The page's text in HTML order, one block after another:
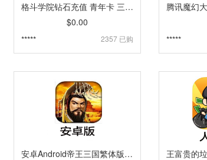
格斗学院钻石充值 青年卡 三好学生卡充值 手游充值 IOS系统 [自动发货]
$0.00
*****
2357 已购
*****
安卓Android帝王三国繁体版80黄金充值卡卡密 [自动发货]